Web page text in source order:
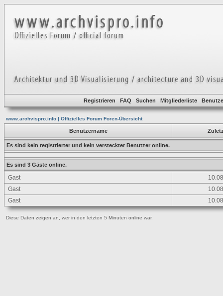
Registrieren FAQ Suchen Mitgliederliste
www.archvispro.info | Offizielles Forum Foren-Übersicht
Benutzername
Es sind kein registrierter und kein versteckter Benutzer online.
Es sind 3 Gäste online.
Gast
Gast
Gast
Diese Daten zeigen an, wer in den letzten 5 Minuten online war.